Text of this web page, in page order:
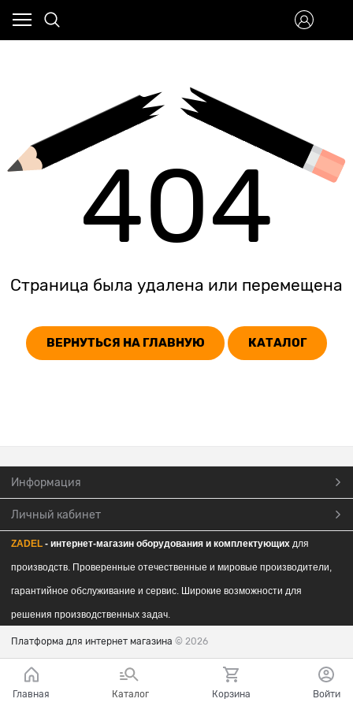
404
Страница была удалена или перемещена
ВЕРНУТЬСЯ НА ГЛАВНУЮ КАТАЛОГ
Информация
Личный кабинет
ZADEL - интернет-магазин оборудования и комплектующих для
производств. Проверенные отечественные и мировые производители,
гарантийное обслуживание и сервис. Широкие возможности для
решения производственных задач.
Платформа для интернет магазина © 2026
Главная Каталог Корзина Войти